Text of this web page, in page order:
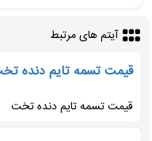
آیتم های مرتبط
قیمت تسمه تایم دنده
قیمت تسمه تایم دنده تخت